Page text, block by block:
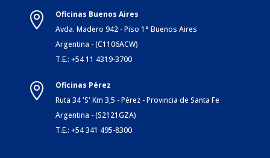

Oficinas Buenos Aires
Avda. Madero 942 - Piso 1° Buenos Aires
Argentina - (C1106ACW)
T.E.: +54 11 4319-3700

Oficinas Pérez
Ruta 34 'S' Km 3,5 - Pérez - Provincia de Santa Fe
Argentina - (S2121GZA)
T.E.: +54 341 495-8300